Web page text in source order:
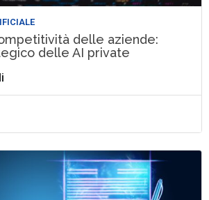
delle aziende:
delle AI private